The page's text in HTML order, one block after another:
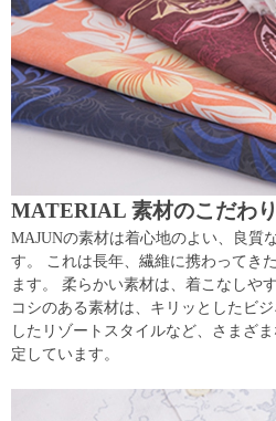
MATERIAL 素材のこだわり
MAJUNの素材は着心地のよい、良質
す。 これは長年、繊維に携わってき
ます。 柔らかい素材は、着こなしや
コシのある素材は、キリッとしたビ
したリゾートスタイルなど、さまざ
定しています。